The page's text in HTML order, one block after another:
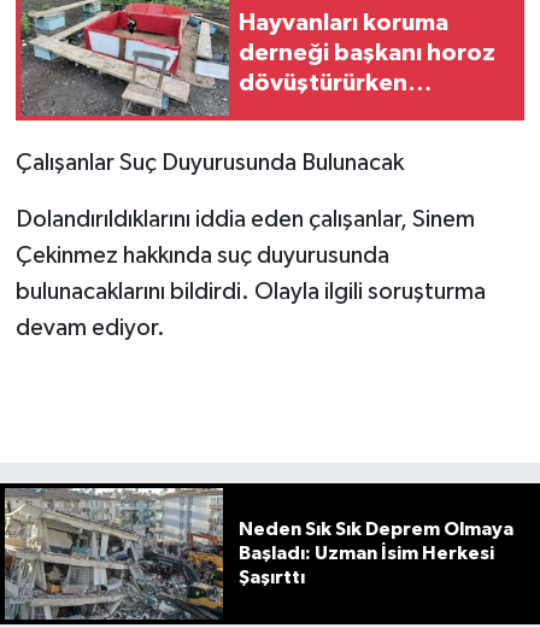
Hayvanları koruma
derneği başkanı horoz
dövüştürürken
Çalışanlar Suç Duyurusunda Bulunacak
Dolandırıldıklarını iddia eden çalışanlar, Sinem
Çekinmez hakkında suç duyurusunda
bulunacaklarını bildirdi. Olayla ilgili soruşturma
devam ediyor.
Neden Sık Sık Deprem Olmaya
Başladı: Uzman İsim Herkesi
Şaşırttı